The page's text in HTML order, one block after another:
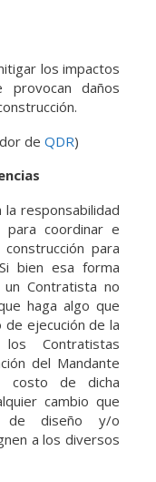
los impactos
daños
de QDR)
la responsabilidad
para coordinar e
para
bien esa forma
Contratista no
haga algo que
ejecución de la
Contratistas
del Mandante
de dicha
cambio que
de diseño y/o
a los diversos